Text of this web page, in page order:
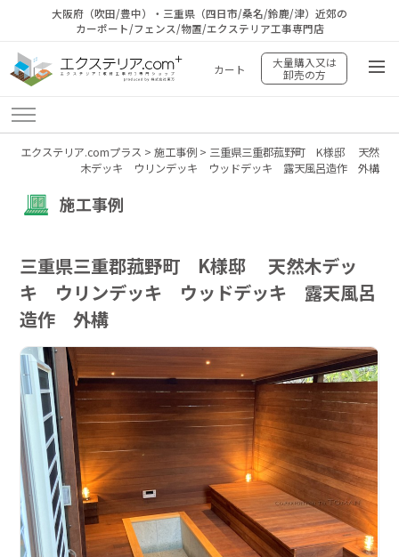
大阪府（吹田/豊中）・三重県（四日市/桑名/鈴鹿/津）近郊の
カーポート/フェンス/物置/エクステリア工事専門店
カート
大量購入又は
卸売の方
エクステリア.comプラス > 施工事例> 三重県三重郡菰野町 K様邸 天然
木デッキ ウリンデッキ ウッドデッキ 露天風呂造作 外構
施工事例
三重県三重郡菰野町 K様邸 天然木デッ
キ ウリンデッキ ウッドデッキ 露天風呂
造作 外構